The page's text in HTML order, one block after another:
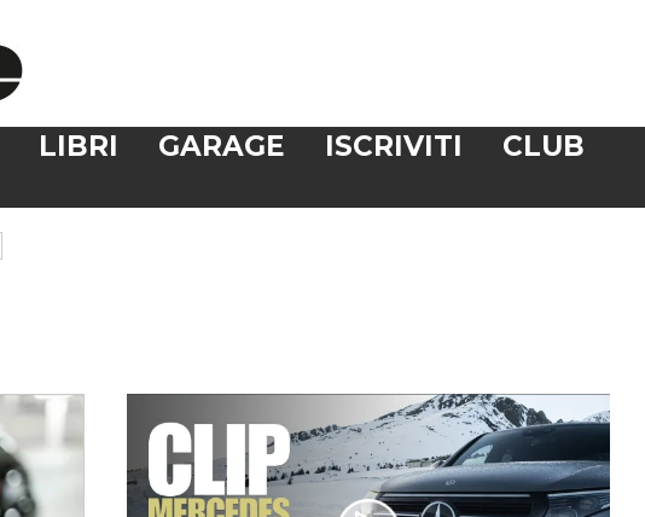
LIBRI GARAGE ISCRIVITI
CLUB